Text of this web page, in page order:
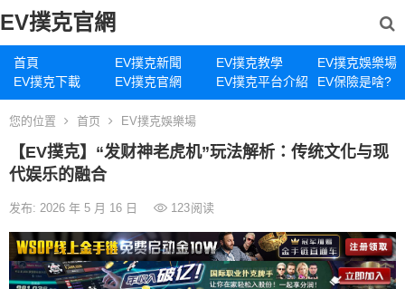
EV撲克官網
首頁 EV撲克新聞 EV撲克教學
EV撲克娛樂場
EV撲克下載
EV撲克官網 EV撲克平台介紹 EV保險是啥?
您的位置 首页 EV撲克娛樂場
【EV撲克】“发财神老虎机”玩法解析：传统文化与现
代娱乐的融合
发布: 2026 年 5 月 16 日 123阅读